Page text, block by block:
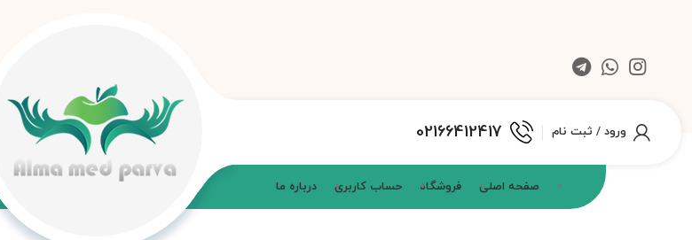
ورود / ثبت نام 02166412417
صفحه اصلی فروشگاه حساب کاربری درباره ما